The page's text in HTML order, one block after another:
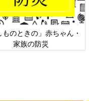
がある人が数名、送迎
人が数名、ほとんどの
自粛となり、引継ぎも
なくて、みんなで力を
ものときの」赤ちゃん・
家族の防災